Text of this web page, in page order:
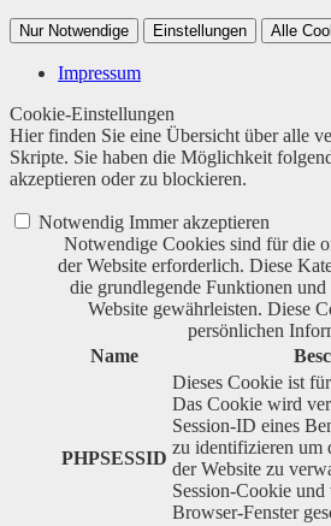
Nur Notwendige Einstellungen Alle
Impressum
Cookie-Einstellungen
Hier finden Sie eine Übersicht über alle
Skripte. Sie haben die Möglichkeit
akzeptieren oder zu blockieren.
Notwendig Immer akzeptieren
Notwendige Cookies sind für die
der Website erforderlich. Diese
die grundlegende Funktionen
Website gewährleisten. Diese
persönlichen
Name
PHPSESSID
Dieses Cookie ist
Das Cookie wird
Session-ID eines
zu identifizieren um
der Website zu
Session-Cookie
Browser-Fenster